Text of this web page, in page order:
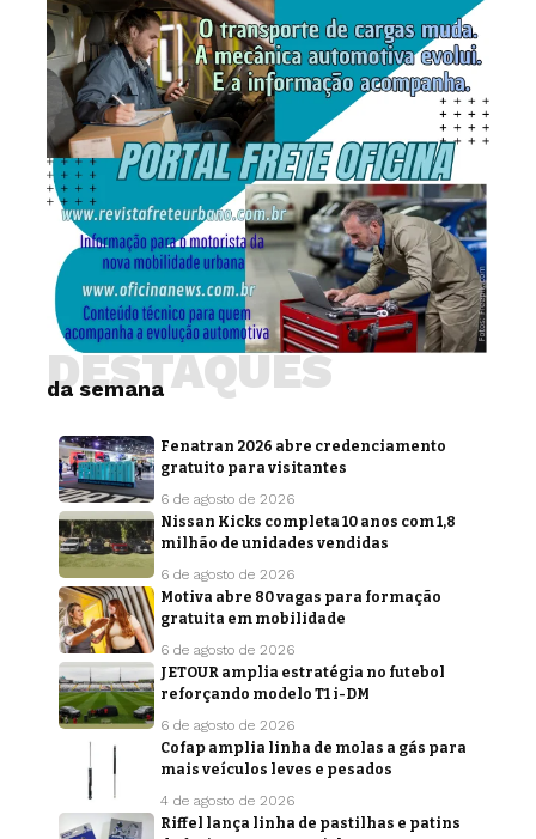
da semana
DESTAQUES
Fenatran 2026 abre credenciamento
gratuito para visitantes
6 de agosto de 2026
Nissan Kicks completa 10 anos com 1,8
milhão de unidades vendidas
6 de agosto de 2026
Motiva abre 80 vagas para formação
gratuita em mobilidade
6 de agosto de 2026
JETOUR amplia estratégia no futebol
reforçando modelo T1 i-DM
6 de agosto de 2026
Cofap amplia linha de molas a gás para
mais veículos leves e pesados
4 de agosto de 2026
Riffel lança linha de pastilhas e patins